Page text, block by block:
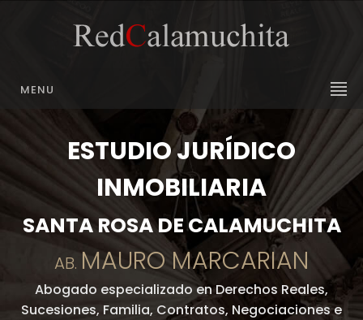
MENU
ESTUDIO JURÍDICO
INMOBILIARIA
SANTA ROSA DE CALAMUCHITA
AB. MAURO MARCARIAN
Abogado especializado en Derechos Reales,
Sucesiones, Familia, Contratos, Negociaciones e